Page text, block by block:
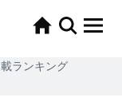
ランキング